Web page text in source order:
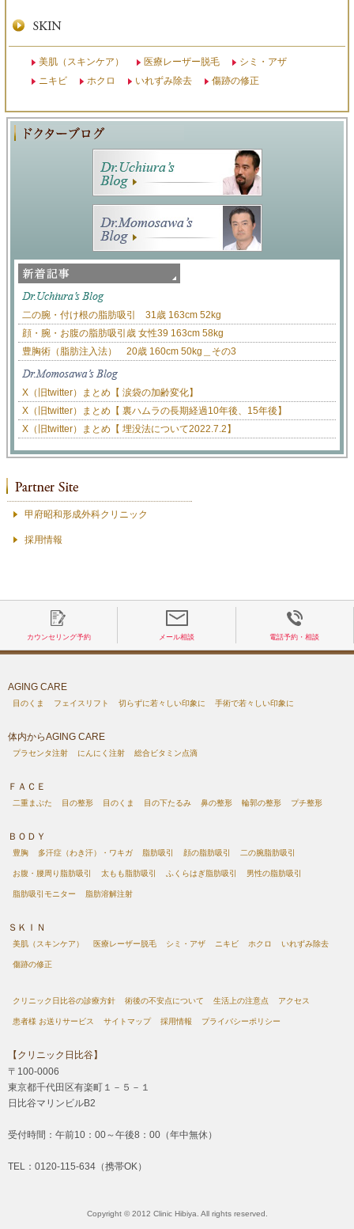
美肌（スキンケア） 医療レーザー脱毛
シミ・アザ
ニキビ
ホクロ いれずみ除去 傷跡の修正
二の腕・付け根の脂肪吸引 31歳 163cm 52kg
顔・腕・お腹の脂肪吸引歳 女性39 163cm 58kg
豊胸術（脂肪注入法） 20歳 160cm 50kg＿その3
X（旧twitter）まとめ【 涙袋の加齢変化】
X（旧twitter）まとめ【 裏ハムラの長期経過10年後、15年後】
X（旧twitter）まとめ【 埋没法について2022.7.2】
甲府昭和形成外科クリニック
採用情報
カウンセリング予約 メール相談 電話予約・相談
AGING CARE
目のくま フェイスリフト 切らずに若々しい印象に 手術で若々しい印象に
体内からAGING CARE
プラセンタ注射 にんにく注射 総合ビタミン点滴
ＦＡＣＥ
二重まぶた 目の整形 目のくま 目の下たるみ 鼻の整形 輪郭の整形 プチ整形
ＢＯＤＹ
豊胸 多汗症（わき汗）・ワキガ 脂肪吸引 顔の脂肪吸引 二の腕脂肪吸引
お腹・腰周り脂肪吸引 太もも脂肪吸引 ふくらはぎ脂肪吸引 男性の脂肪吸引
脂肪吸引モニター 脂肪溶解注射
ＳＫＩＮ
美肌（スキンケア） 医療レーザー脱毛 シミ・アザ ニキビ ホクロ いれずみ除去
傷跡の修正
クリニック日比谷の診療方針 術後の不安点について 生活上の注意点 アクセス
患者様 お送りサービス サイトマップ 採用情報 プライバシーポリシー
【クリニック日比谷】
〒100-0006
東京都千代田区有楽町１－５－１
日比谷マリンビルB2
受付時間：午前10：00～午後8：00（年中無休）
TEL：0120-115-634（携帯OK）
Copyright © 2012 Clinic Hibiya. All rights reserved.